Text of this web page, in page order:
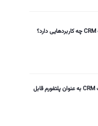
چرا شرکت ها از مایکروسافت CRM به عنوان پلتفورم قابل